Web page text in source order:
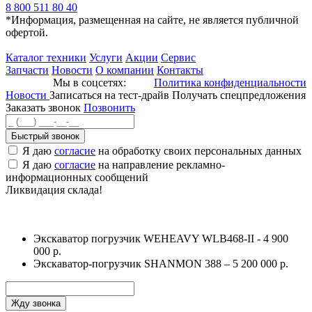
8 800 511 80 40
*Информация, размещенная на сайте, не является публичной
офертой.
Каталог техники Услуги Акции Сервис
Запчасти Новости О компании Контакты
Мы в соцсетях:
Политика конфиденциальности
Новости Записаться на тест-драйв Получать спецпредложения
Заказать звонок Позвонить
Быстрый звонок
Я даю согласие на обработку своих персональных данных
Я даю согласие на направление рекламно-
информационных сообщений
Ликвидация склада!
Экскаватор погрузчик WEHEAVY WLB468-II - 4 900
000 р.
Экскаватор-погрузчик SHANMON 388 – 5 200 000 р.